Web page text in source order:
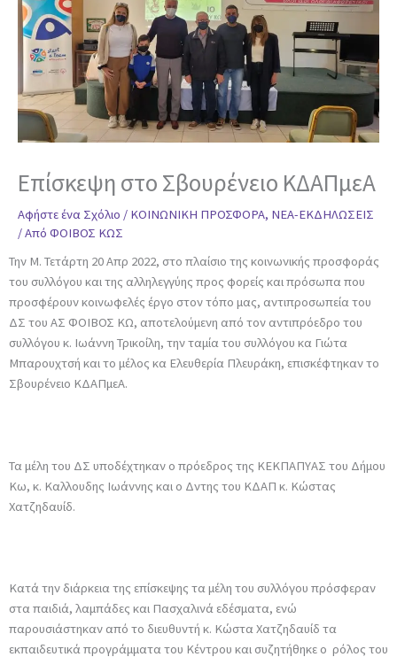
Επίσκεψη στο Σβουρένειο ΚΔΑΠμεΑ
Αφήστε ένα Σχόλιο / ΚΟΙΝΩΝΙΚΗ ΠΡΟΣΦΟΡΑ, ΝΕΑ-ΕΚΔΗΛΩΣΕΙΣ
/ Από ΦΟΙΒΟΣ ΚΩΣ
Την Μ. Τετάρτη 20 Απρ 2022, στο πλαίσιο της κοινωνικής προσφοράς
του συλλόγου και της αλληλεγγύης προς φορείς και πρόσωπα που
προσφέρουν κοινωφελές έργο στον τόπο μας, αντιπροσωπεία του
ΔΣ του ΑΣ ΦΟΙΒΟΣ ΚΩ, αποτελούμενη από τον αντιπρόεδρο του
συλλόγου κ. Ιωάννη Τρικοίλη, την ταμία του συλλόγου κα Γιώτα
Μπαρουχτσή και το μέλος κα Ελευθερία Πλευράκη, επισκέφτηκαν το
Σβουρένειο ΚΔΑΠμεΑ.
Τα μέλη του ΔΣ υποδέχτηκαν ο πρόεδρος της ΚΕΚΠΑΠΥΑΣ του Δήμου
Κω, κ. Καλλουδης Ιωάννης και ο Δντης του ΚΔΑΠ κ. Κώστας
Χατζηδαυίδ.
Κατά την διάρκεια της επίσκεψης τα μέλη του συλλόγου πρόσφεραν
στα παιδιά, λαμπάδες και Πασχαλινά εδέσματα, ενώ
παρουσιάστηκαν από το διευθυντή κ. Κώστα Χατζηδαυίδ τα
εκπαιδευτικά προγράμματα του Κέντρου και συζητήθηκε ο ρόλος του